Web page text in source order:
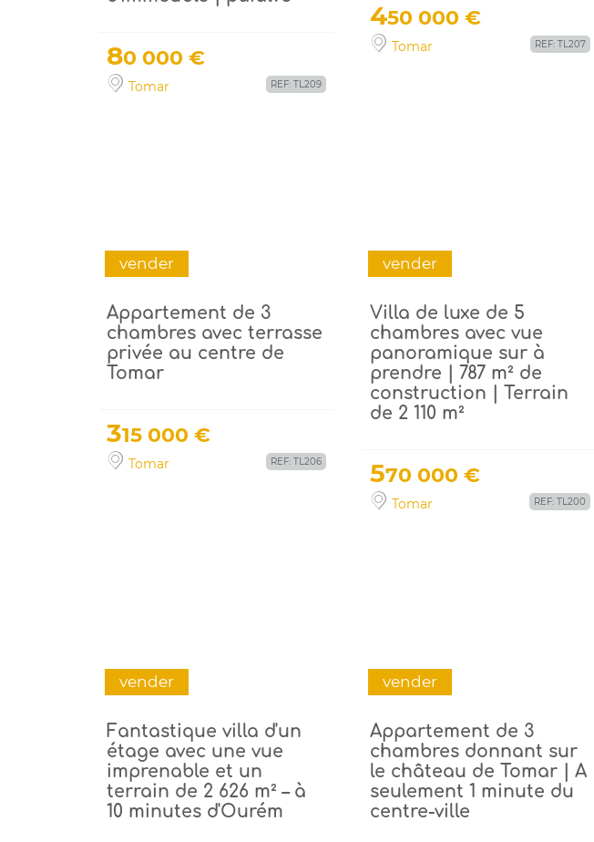
80 000 €
Tomar REF: TL209
450 000 €
Tomar REF: TL207
vender
Appartement de 3
chambres avec terrasse
privée au centre de
Tomar
315 000 €
Tomar REF: TL206
vender
Villa de luxe de 5
chambres avec vue
panoramique sur à
prendre | 787 m² de
construction | Terrain
de 2 110 m²
570 000 €
Tomar REF: TL200
vender
Fantastique villa d'un
étage avec une vue
imprenable et un
terrain de 2 626 m² – à
10 minutes d'Ourém
vender
Appartement de 3
chambres donnant sur
le château de Tomar | A
seulement 1 minute du
centre-ville